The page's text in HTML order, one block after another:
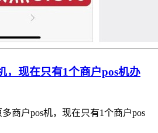
，现在只有1个商户pos机办
商户pos机，现在只有1个商户pos